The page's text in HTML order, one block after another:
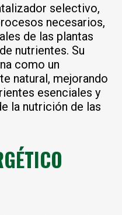
selectivo,
necesarios,
de las plantas
nutrientes. Su
como un
natural, mejorando
esenciales y
la nutrición de las